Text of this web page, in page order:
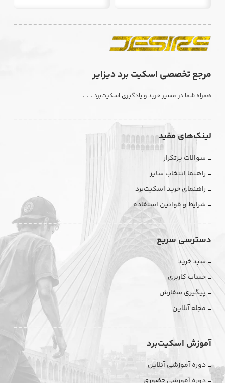
مرجع تخصصی اسکیت برد دیزایر
همراه شما در مسیر خرید و یادگیری اسکیت‌برد. . .
لینک‌های مفید
سوالات پرتکرار
راهنما انتخاب سایز
راهنمای خرید اسکیت‌برد
شرایط و قوانین استفاده
دسترسی سریع
سبد خرید
حساب کاربری
پیگیری سفارش
مجله آنلاین
آموزش اسکیت‌برد
دوره آموزشی آنلاین